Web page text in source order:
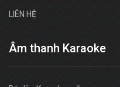
LIÊN HỆ
Âm thanh Karaoke